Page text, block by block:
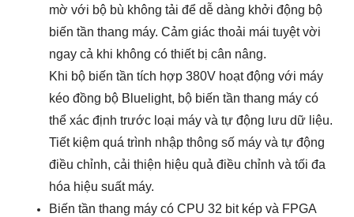
mờ với bộ bù không tải để dễ dàng khởi động bộ
biến tần thang máy. Cảm giác thoải mái tuyệt vời
ngay cả khi không có thiết bị cân nâng.
Khi bộ biến tần tích hợp 380V hoạt động với máy
kéo đồng bộ Bluelight, bộ biến tần thang máy có
thể xác định trước loại máy và tự động lưu dữ liệu.
Tiết kiệm quá trình nhập thông số máy và tự động
điều chỉnh, cải thiện hiệu quả điều chỉnh và tối đa
hóa hiệu suất máy.
Biến tần thang máy có CPU 32 bit kép và FPGA